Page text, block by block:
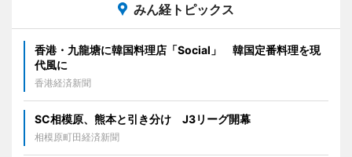
みん経トピックス
香港・九龍塘に韓国料理店「Social」 韓国定番料理を現
代風に
香港経済新聞
SC相模原、熊本と引き分け J3リーグ開幕
相模原町田経済新聞